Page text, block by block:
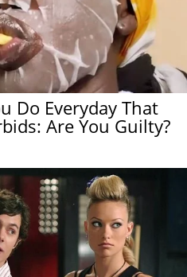
Do Everyday That
Are You Guilty?